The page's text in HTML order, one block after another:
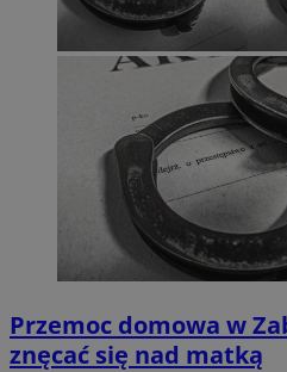
Przemoc domowa w
znęcać się nad matką